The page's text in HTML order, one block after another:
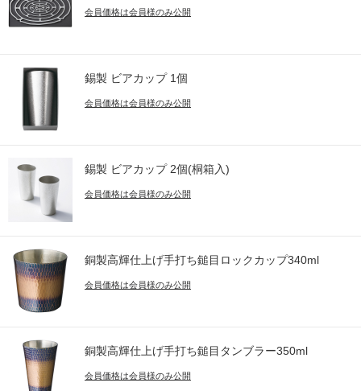
会員価格は会員様のみ公開
錫製 ビアカップ 1個
会員価格は会員様のみ公開
錫製 ビアカップ 2個(桐箱入)
会員価格は会員様のみ公開
銅製高輝仕上げ手打ち鎚目ロックカップ340ml
会員価格は会員様のみ公開
銅製高輝仕上げ手打ち鎚目タンブラー350ml
会員価格は会員様のみ公開